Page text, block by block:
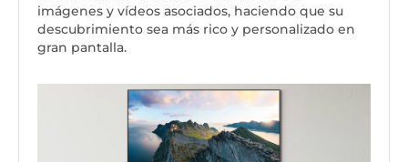
imágenes y vídeos asociados, haciendo que su
descubrimiento sea más rico y personalizado en
gran pantalla.